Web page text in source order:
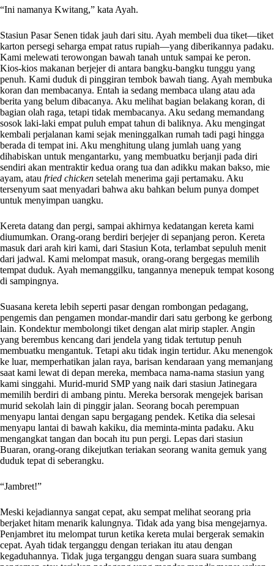
“Ini namanya Kwitang,” kata Ayah.
Stasiun Pasar Senen tidak jauh dari situ. Ayah membeli dua tiket—tiket
karton persegi seharga empat ratus rupiah—yang diberikannya padaku.
Kami melewati terowongan bawah tanah untuk sampai ke peron.
Kios-kios makanan berjejer di antara bangku-bangku tunggu yang
penuh. Kami duduk di pinggiran tembok bawah tiang. Ayah membuka
koran dan membacanya. Entah ia sedang membaca ulang atau ada
berita yang belum dibacanya. Aku melihat bagian belakang koran, di
bagian olah raga, tetapi tidak membacanya. Aku sedang memandang
sosok laki-laki empat puluh empat tahun di baliknya. Aku mengingat
kembali perjalanan kami sejak meninggalkan rumah tadi pagi hingga
berada di tempat ini. Aku menghitung ulang jumlah uang yang
dihabiskan untuk mengantarku, yang membuatku berjanji pada diri
sendiri akan mentraktir kedua orang tua dan adikku makan bakso, mie
ayam, atau fried chicken setelah menerima gaji pertamaku. Aku
tersenyum saat menyadari bahwa aku bahkan belum punya dompet
untuk menyimpan uangku.
Kereta datang dan pergi, sampai akhirnya kedatangan kereta kami
diumumkan. Orang-orang berdiri berjejer di sepanjang peron. Kereta
masuk dari arah kiri kami, dari Stasiun Kota, terlambat sepuluh menit
dari jadwal. Kami melompat masuk, orang-orang bergegas memilih
tempat duduk. Ayah memanggilku, tangannya menepuk tempat kosong
di sampingnya.
Suasana kereta lebih seperti pasar dengan rombongan pedagang,
pengemis dan pengamen mondar-mandir dari satu gerbong ke gerbong
lain. Kondektur membolongi tiket dengan alat mirip stapler. Angin
yang berembus kencang dari jendela yang tidak tertutup penuh
membuatku mengantuk. Tetapi aku tidak ingin tertidur. Aku menengok
ke luar, memperhatikan jalan raya, barisan kendaraan yang memanjang
saat kami lewat di depan mereka, membaca nama-nama stasiun yang
kami singgahi. Murid-murid SMP yang naik dari stasiun Jatinegara
memilih berdiri di ambang pintu. Mereka bersorak mengejek barisan
murid sekolah lain di pinggir jalan. Seorang bocah perempuan
menyapu lantai dengan sapu bergagang pendek. Ketika dia selesai
menyapu lantai di bawah kakiku, dia meminta-minta padaku. Aku
mengangkat tangan dan bocah itu pun pergi. Lepas dari stasiun
Buaran, orang-orang dikejutkan teriakan seorang wanita gemuk yang
duduk tepat di seberangku.
“Jambret!”
Meski kejadiannya sangat cepat, aku sempat melihat seorang pria
berjaket hitam menarik kalungnya. Tidak ada yang bisa mengejarnya.
Penjambret itu melompat turun ketika kereta mulai bergerak semakin
cepat. Ayah tidak terganggu dengan teriakan itu atau dengan
kegaduhannya. Tidak juga terganggu dengan suara suara sumbang